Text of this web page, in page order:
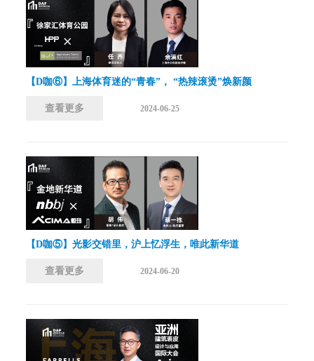
【D咖⑥】上海体育迷的“青春”， “热辣滚烫”焕新颜
查看更多 2024-06-25
【D咖⑤】光影交错里，沪上忆浮生，唯此新华道
查看更多 2024-06-20